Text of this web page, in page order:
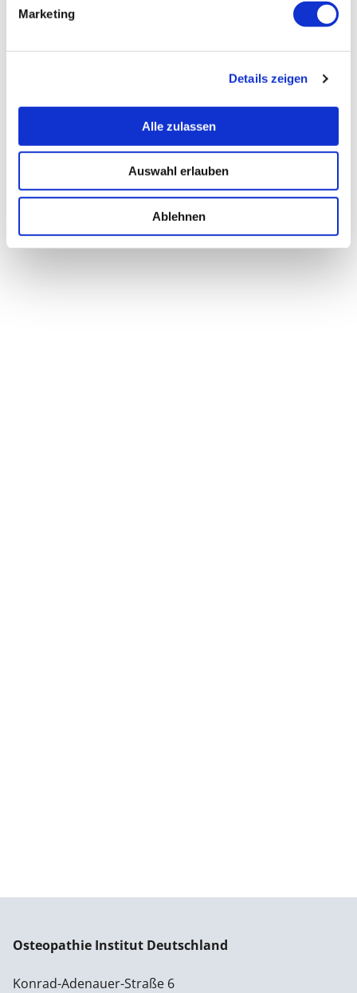
Marketing
Details zeigen
Alle zulassen
Auswahl erlauben
Ablehnen
Osteopathie Institut Deutschland
Konrad-Adenauer-Straße 6